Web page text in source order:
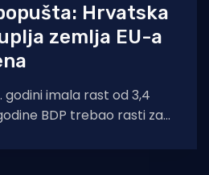
Hrvatska
zemlja EU-a
godini imala rast od 3,4
BDP trebao rasti za